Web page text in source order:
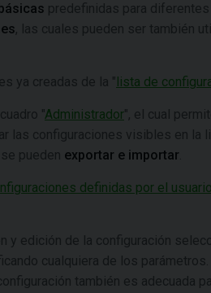
predefinidas para
, las cuales pueden ser también
ya creadas de la "lista de
"Administrador", el cual
las configuraciones visibles en la
pueden exportar e importar
definidas por el usuario
y edición de la configuración
cualquiera de los
también es adecuada